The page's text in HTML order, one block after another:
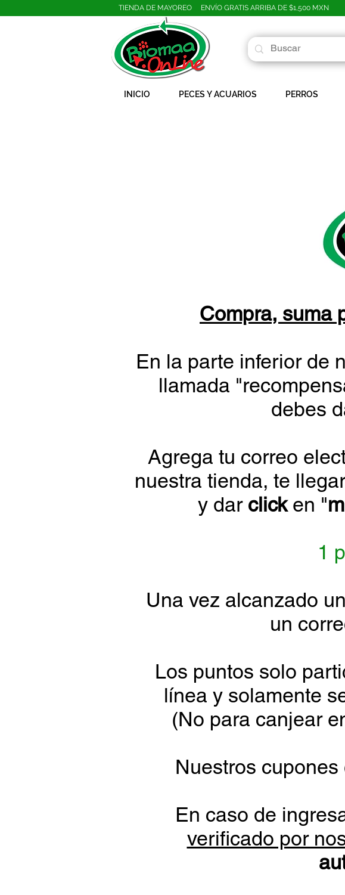
TIENDA DE MAYOREO ENVÍO GRATIS ARRIBA DE $1,500 MXN
INICIO PECES Y ACUARIOS PERROS
Compra, suma
En la parte inferior de
llamada
debes
Agrega tu correo
nuestra tienda, te
y dar clicken "
1
Una vez alcanzado
un
Los puntos solo
línea y solamente
(No para canjear
Nuestros
En caso de
verificado por